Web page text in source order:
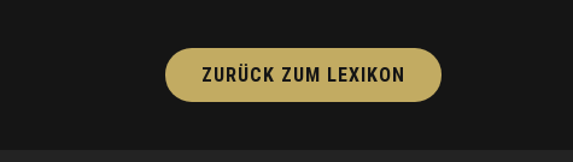
ZURÜCK ZUM LEXIKON